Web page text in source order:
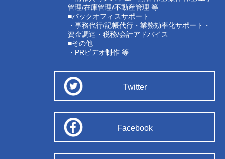
管理/在庫管理/不動産管理 等
■バックオフィスサポート
・事務代行/記帳代行・業務効率化サポート・
資金調達・税務/会計アドバイス
■その他
・PRビデオ制作 等
Twitter
Facebook